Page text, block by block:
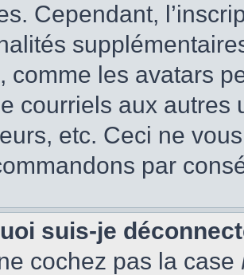
Cependant,
comme les avatars
courriels aux
etc. Ceci ne
par
suis-je
cochez pas la case